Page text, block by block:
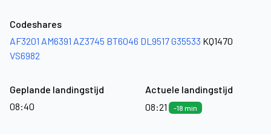
Codeshares
AF3201 AM6391 AZ3745 BT6046 DL9517G35533 KQ1470
VS6982
Geplande landingstijd
08:40
Actuele landingstijd
08:21
-18 min